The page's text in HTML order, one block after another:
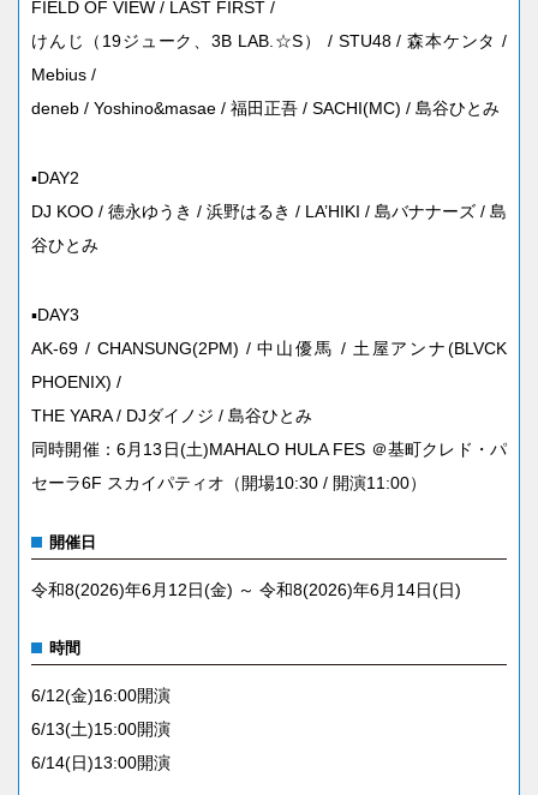
FIELD OF VIEW / LAST FIRST /
けんじ（19ジューク、3B LAB.☆S） / STU48 / 森本ケンタ /
Mebius /
deneb / Yoshino&masae / 福田正吾 / SACHI(MC) / 島谷ひとみ
▪DAY2
DJ KOO / 徳永ゆうき / 浜野はるき / LA’HIKI / 島バナナーズ / 島
谷ひとみ
▪DAY3
AK-69 / CHANSUNG(2PM) / 中山優馬 / 土屋アンナ(BLVCK
PHOENIX) /
THE YARA / DJダイノジ / 島谷ひとみ
同時開催：6月13日(土)MAHALO HULA FES ＠基町クレド・パ
セーラ6F スカイパティオ（開場10:30 / 開演11:00）
開催日
令和8(2026)年6月12日(金) ～ 令和8(2026)年6月14日(日)
時間
6/12(金)16:00開演
6/13(土)15:00開演
6/14(日)13:00開演